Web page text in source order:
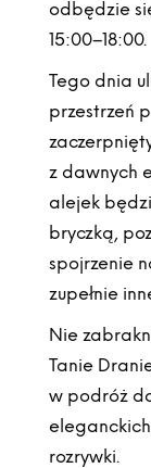
odbędzie
15:00–18:00.
Tego dnia
przestrzeń
z dawnych
alejek
bryczką,
spojrzenie
zupełnie
Nie
Tanie
w podróż
rozrywki.